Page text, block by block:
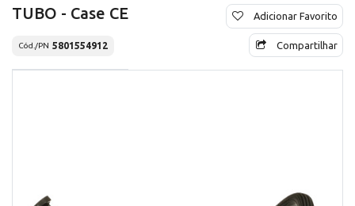
TUBO - Case CE
Cód./PN 5801554912
Adicionar Favorito
Compartilhar